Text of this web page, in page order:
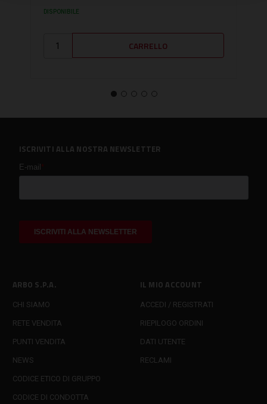
DISPONIBILE
ARBO S.P.A.
CHI SIAMO
RETE VENDITA
PUNTI VENDITA
NEWS
CODICE ETICO DI GRUPPO
CODICE DI CONDOTTA
IL MIO ACCOUNT
ACCEDI / REGISTRATI
RIEPILOGO ORDINI
DATI UTENTE
RECLAMI
ISCRIVITI ALLA NOSTRA NEWSLETTER